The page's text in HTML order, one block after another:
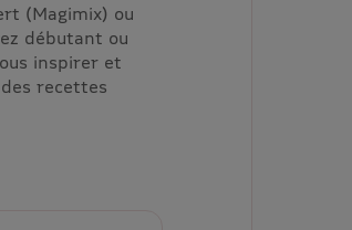
(Magimix) ou
débutant ou
inspirer et
recettes